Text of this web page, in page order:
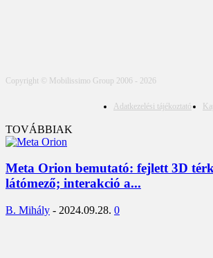
Copyright © Mobilissimo Group 2006 - 2026
Adatkezelési tájékoztató
TOVÁBBIAK
Meta Orion bemutató: fejlett 3D
látómező; interakció a...
B. Mihály - 2024.09.28. 0